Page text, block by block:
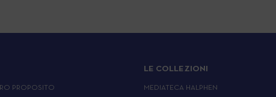
PROPOSITO
LE COLLEZIONI
MEDIATECA HALPHEN